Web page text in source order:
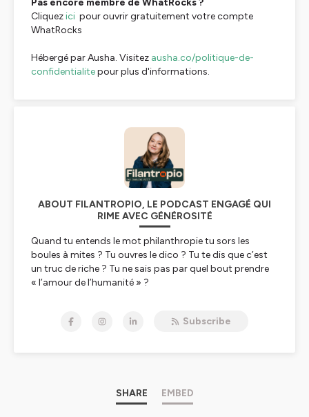
Pas encore membre de WhatRocks ?
Cliquezici pour ouvrir gratuitement votre compte
WhatRocks
Hébergé par Ausha. Visitez ausha.co/politique-de-
confidentialitepour plus d'informations.
ABOUT FILANTROPIO, LE PODCAST ENGAGÉ QUI
RIME AVEC GÉNÉROSITÉ
Quand tu entends le mot philanthropie tu sors les
boules à mites ? Tu ouvres le dico ? Tu te dis que c’est
un truc de riche ? Tu ne sais pas par quel bout prendre
« l’amour de l’humanité » ?
l’expérience de la générosité envers autrui ou de la part
pédagogique. Tu feras la connaissance de porteurs de
projet associatif ou caritatif, de dirigeants d’ONG ou de
Subscribe
SHARE EMBED